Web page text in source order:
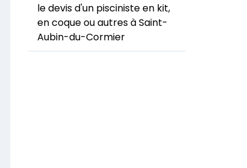
le devis d'un pisciniste en kit,
en coque ou autres à Saint-
Aubin-du-Cormier